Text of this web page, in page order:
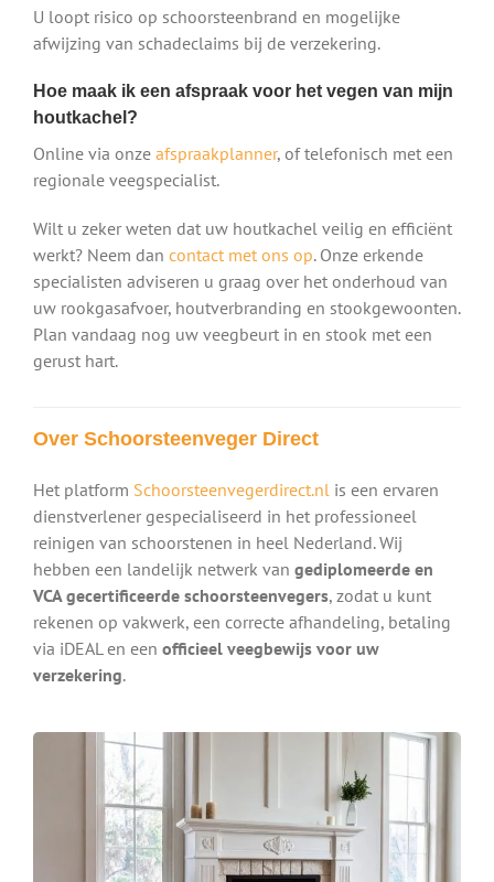
U loopt risico op schoorsteenbrand en mogelijke
afwijzing van schadeclaims bij de verzekering.
Hoe maak ik een afspraak voor het vegen van mijn
houtkachel?
Online via onze afspraakplanner, of telefonisch met een
regionale veegspecialist.
Wilt u zeker weten dat uw houtkachel veilig en efficiënt
werkt? Neem dan contact met ons op. Onze erkende
specialisten adviseren u graag over het onderhoud van
uw rookgasafvoer, houtverbranding en stookgewoonten.
Plan vandaag nog uw veegbeurt in en stook met een
gerust hart.
Over Schoorsteenveger Direct
Het platform Schoorsteenvegerdirect.nlis een ervaren
dienstverlener gespecialiseerd in het professioneel
reinigen van schoorstenen in heel Nederland. Wij
hebben een landelijk netwerk van gediplomeerde en
VCA gecertificeerde schoorsteenvegers, zodat u kunt
rekenen op vakwerk, een correcte afhandeling, betaling
via iDEAL en een officieel veegbewijs voor uw
verzekering.